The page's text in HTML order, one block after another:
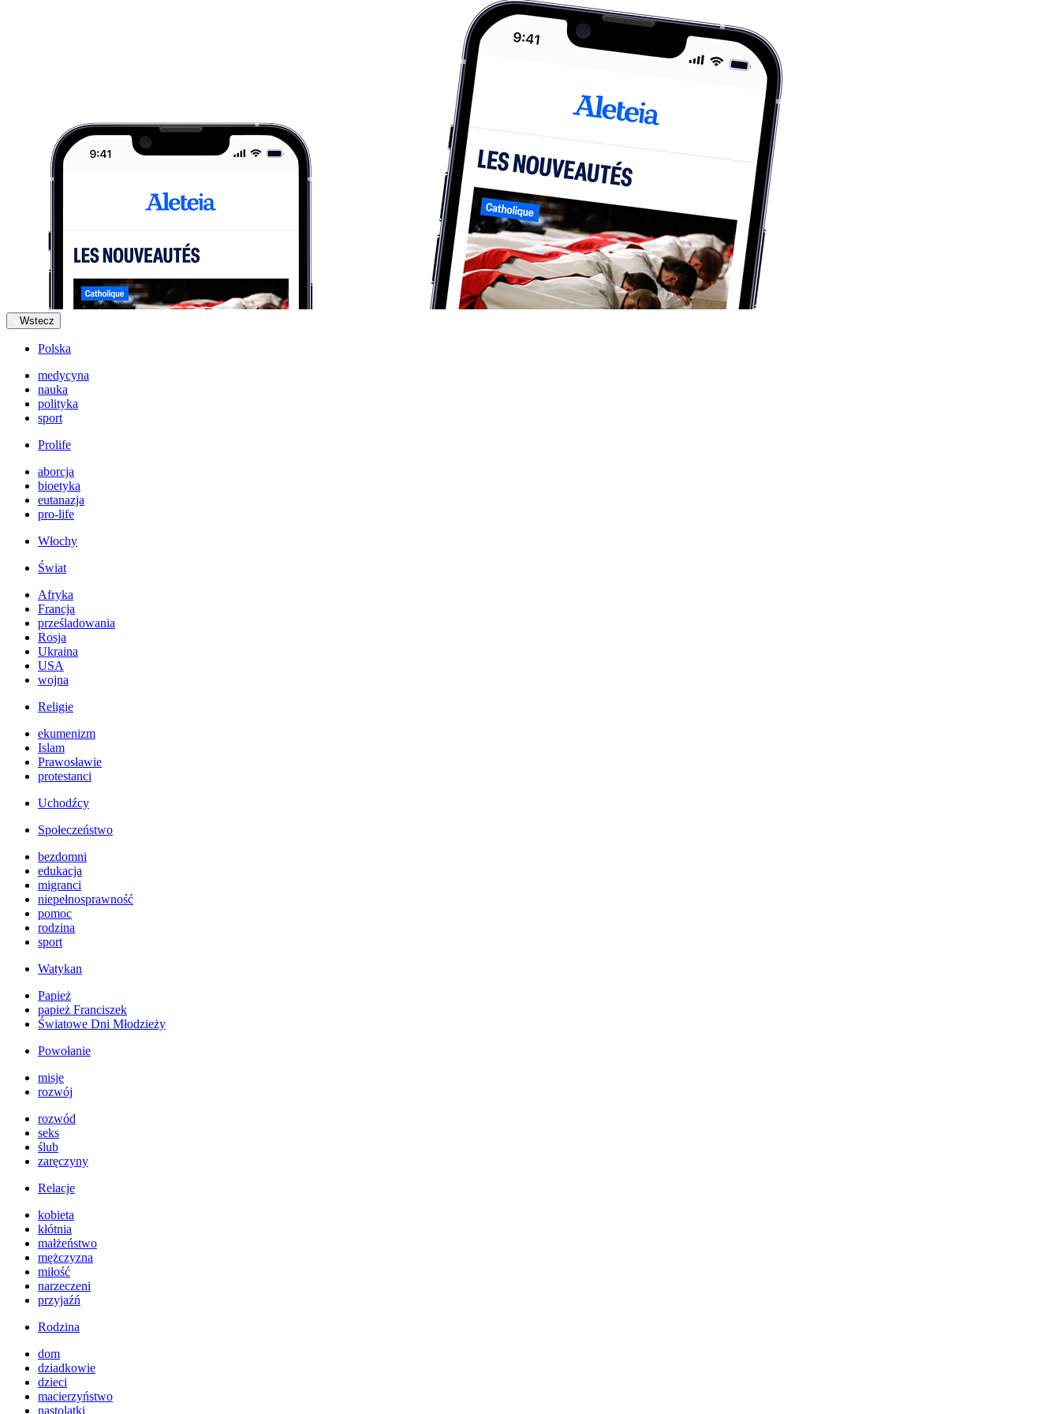
Wstecz
Polska
medycyna
nauka
polityka
sport
Prolife
aborcja
bioetyka
eutanazja
pro-life
Włochy
Świat
Afryka
Francja
prześladowania
Rosja
Ukraina
USA
wojna
Religie
ekumenizm
Islam
Prawosławie
protestanci
Uchodźcy
Społeczeństwo
bezdomni
edukacja
migranci
niepełnosprawność
pomoc
rodzina
sport
Watykan
Papież
papież Franciszek
Światowe Dni Młodzieży
Powołanie
misje
rozwój
rozwód
seks
ślub
zaręczyny
Relacje
kobieta
kłótnia
małżeństwo
mężczyzna
miłość
narzeczeni
przyjaźń
Rodzina
dom
dziadkowie
dzieci
macierzyństwo
nastolatki